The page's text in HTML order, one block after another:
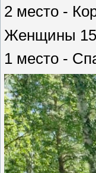
2 место -
Женщины
1 место -